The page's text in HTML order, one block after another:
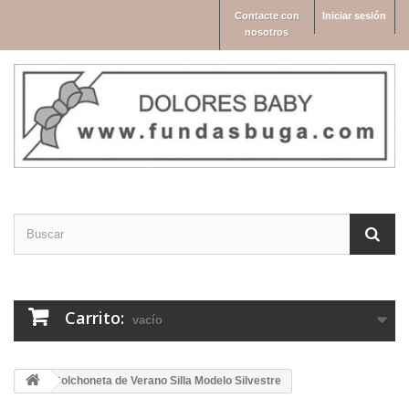
Iniciar sesión
Contacte con
nosotros
Carrito: vacío
Colchoneta de Verano Silla Modelo Silvestre